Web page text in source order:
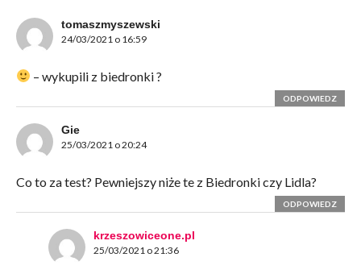
tomaszmyszewski
24/03/2021 o 16:59
– wykupili z biedronki ?
ODPOWIEDZ
Gie
25/03/2021 o 20:24
Co to za test? Pewniejszy niże te z Biedronki czy Lidla?
ODPOWIEDZ
krzeszowiceone.pl
25/03/2021 o 21:36